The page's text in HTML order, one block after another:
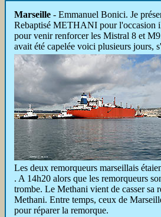
Marseille - Emmanuel Bonici. Je
Rebaptisé METHANI pour l'occasion
pour venir renforcer les Mistral 8 et
avait été capelée voici plusieurs jours,
Les deux remorqueurs marseillais
. A 14h20 alors que les remorqueurs
trombe. Le Methani vient de casser sa
Methani. Entre temps, ceux de
pour réparer la remorque.